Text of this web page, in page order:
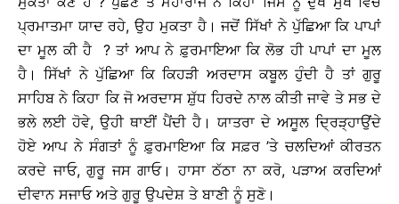
ਪ੍ਰਮਾਤਮਾ ਯਾਦ ਰਹੇ, ਉਹ ਮੁਕਤਾ ਹੈ। ਜਦੋਂ ਸਿੱਖਾਂ ਨੇ ਪੁੱਛਿਆ ਕਿ ਪਾਪਾਂ
ਦਾ ਮੂਲ ਕੀ ਹੈ ? ਤਾਂ ਆਪ ਨੇ ਫ਼ੁਰਮਾਇਆ ਕਿ ਲੋਭ ਹੀ ਪਾਪਾਂ ਦਾ ਮੂਲ
ਹੈ। ਸਿੱਖਾਂ ਨੇ ਪੁੱਛਿਆ ਕਿ ਕਿਹੜੀ ਅਰਦਾਸ ਕਬੂਲ ਹੁੰਦੀ ਹੈ ਤਾਂ ਗੁਰੂ
ਸਾਹਿਬ ਨੇ ਕਿਹਾ ਕਿ ਜੋ ਅਰਦਾਸ ਸ਼ੁੱਧ ਹਿਰਦੇ ਨਾਲ ਕੀਤੀ ਜਾਵੇ ਤੇ ਸਭ ਦੇ
ਭਲੇ ਲਈ ਹੋਵੇ, ਉਹੀ ਥਾਈਂ ਪੈਂਦੀ ਹੈ। ਯਾਤਰਾ ਦੇ ਅਸੂਲ ਦ੍ਰਿੜ੍ਹਾਉਂਦੇ
ਹੋਏ ਆਪ ਨੇ ਸੰਗਤਾਂ ਨੂੰ ਫ਼ੁਰਮਾਇਆ ਕਿ ਸਫ਼ਰ ’ਤੇ ਚਲਦਿਆਂ ਕੀਰਤਨ
ਕਰਦੇ ਜਾਓ, ਗੁਰੂ ਜਸ ਗਾਓ। ਹਾਸਾ ਠੱਠਾ ਨਾ ਕਰੋ, ਪੜਾਅ ਕਰਦਿਆਂ
ਦੀਵਾਨ ਸਜਾਓ ਅਤੇ ਗੁਰੂ ਉਪਦੇਸ਼ ਤੇ ਬਾਣੀ ਨੂੰ ਸੁਣੋ।